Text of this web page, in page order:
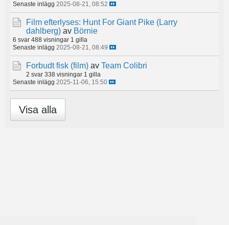
Senaste inlägg 2025-08-21, 08:52
Film efterlyses: Hunt For Giant Pike (Larry
dahlberg) av Börnie
6 svar 488 visningar 1 gilla
Senaste inlägg 2025-08-21, 08:49
Forbudt fisk (film) av Team Colibri
2 svar 338 visningar 1 gilla
Senaste inlägg 2025-11-06, 15:50
Visa alla